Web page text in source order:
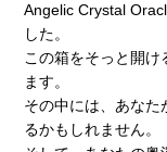
Angelic Crystal
した。
この箱をそっと開け
ます。
その中には、あなた
るかもしれません。